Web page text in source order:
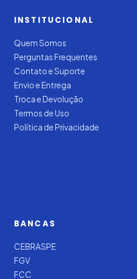
INSTITUCIONAL
Quem Somos
Perguntas Frequentes
Contato e Suporte
Envio e Entrega
Troca e Devolução
Termos de Uso
Política de Privacidade
BANCAS
CEBRASPE
FGV
FCC